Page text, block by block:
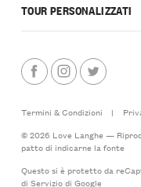
TOUR PERSONALIZZATI
Termini & Condizioni |
© 2026 Love Langhe —
patto di indicarne la fonte
Questo si è protetto da
di Serviziodi Google